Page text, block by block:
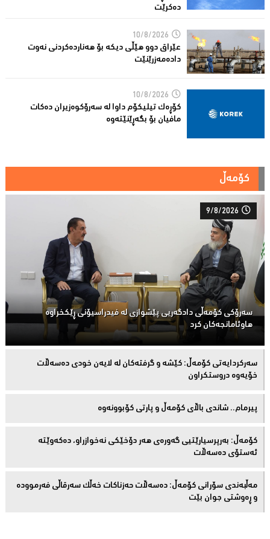
دەکرێت
10/8/2026
عێراق دوو هێڵى دیکە بۆ هەناردەکردنی نەوت
دادەمەزرێنێت
10/8/2026
کۆڕەک تیلیکۆم داوا لە سەرۆکوەزیران دەکات
مافیان بۆ بگەڕێنێتەوە
کۆمەڵ
9/8/2026
سەرۆكی كۆمەڵى دادگەریی پێشوازی لە فیدراسیۆنی ڕێكخراوە
هاوئامانجەكان کرد
سەركردایەتی كۆمەڵ: كێشە و گرفتەكان لە لایەن خودی دەسەڵات
خۆیەوە دروستكراون
پیرمام.. شاندی باڵای كۆمه‌ڵ و پارتی كۆبوونه‌وه‌
كۆمەڵ: بەرپرسیارێتیی گەورەی هەر دۆخێکی نەخوازراو، دەكەوێتە
ئەستۆی دەسەڵات
مەڵبەندى سۆرانى کۆمەڵ: دەسەڵات حەزناکات خەڵک سەرقاڵى فەرموودە
و ڕەوشتى جوان بێت